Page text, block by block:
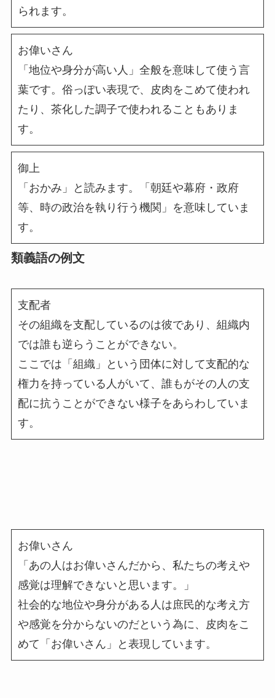
られます。
お偉いさん
「地位や身分が高い人」全般を意味して使う言
葉です。俗っぽい表現で、皮肉をこめて使われ
たり、茶化した調子で使われることもありま
す。
御上
「おかみ」と読みます。「朝廷や幕府・政府
等、時の政治を執り行う機関」を意味していま
す。
類義語の例文
支配者
その組織を支配しているのは彼であり、組織内
では誰も逆らうことができない。
ここでは「組織」という団体に対して支配的な
権力を持っている人がいて、誰もがその人の支
配に抗うことができない様子をあらわしていま
す。
お偉いさん
「あの人はお偉いさんだから、私たちの考えや
感覚は理解できないと思います。」
社会的な地位や身分がある人は庶民的な考え方
や感覚を分からないのだという為に、皮肉をこ
めて「お偉いさん」と表現しています。